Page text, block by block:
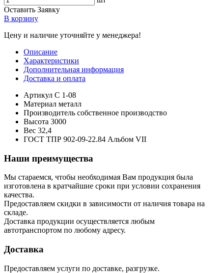
Оставить Заявку
В корзину
Цену и наличие уточняйте у менеджера!
Описание
Характеристики
Дополнительная информация
Доставка и оплата
Артикул С 1-08
Материал металл
Производитель собственное производство
Высота 3000
Вес 32,4
ГОСТ ТПР 902-09-22.84 Альбом VII
Наши преимущества
Мы стараемся, чтобы необходимая Вам продукция была
изготовлена в кратчайшие сроки при условии сохранения
качества.
Предоставляем скидки в зависимости от наличия товара на
складе.
Доставка продукции осуществляется любым
автотранспортом по любому адресу.
Доставка
Предоставляем услуги по доставке, разгрузке.